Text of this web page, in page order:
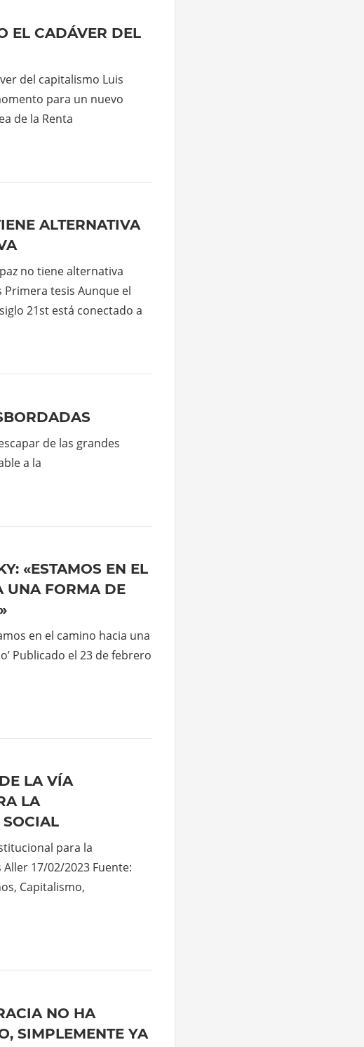
EL CADÁVER DEL
del capitalismo Luis
para un nuevo
de la Renta
ALTERNATIVA
no tiene alternativa
Primera tesis Aunque el
21st está conectado a
de las grandes
a la
«ESTAMOS EN EL
UNA FORMA DE
en el camino hacia una
Publicado el 23 de febrero
LA VÍA
LA
para la
17/02/2023 Fuente:
Capitalismo,
NO HA
SIMPLEMENTE YA